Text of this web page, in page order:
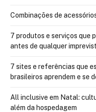
Combinações de
7 produtos e serviços que
antes de qualquer
7 sites e referências que
brasileiros aprendem e se
All inclusive em Natal:
além da hospedagem